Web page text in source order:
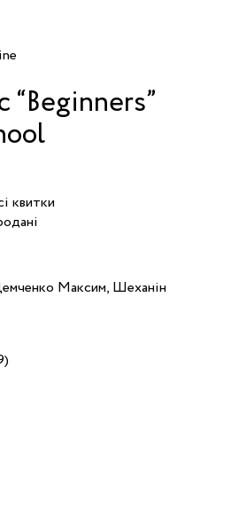
“Beginners”
квитки
Максим, Шеханін